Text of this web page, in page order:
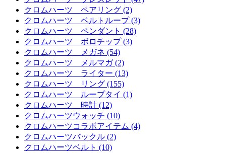
クロムハーツ ペアリング (2)
クロムハーツ ベルトループ (3)
クロムハーツ ペンダント (28)
クロムハーツ ボロチップ (3)
クロムハーツ メガネ (54)
クロムハーツ メルマガ (2)
クロムハーツ ライター (13)
クロムハーツ リング (155)
クロムハーツ ループタイ (1)
クロムハーツ 時計 (12)
クロムハーツウォッチ (10)
クロムハーツコラボアイテム (4)
クロムハーツバックル (2)
クロムハーツベルト (10)